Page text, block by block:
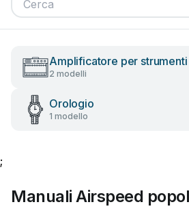
Amplificatore per strumenti
2 modelli
Orologio
1 modello
;
Manuali Airspeed